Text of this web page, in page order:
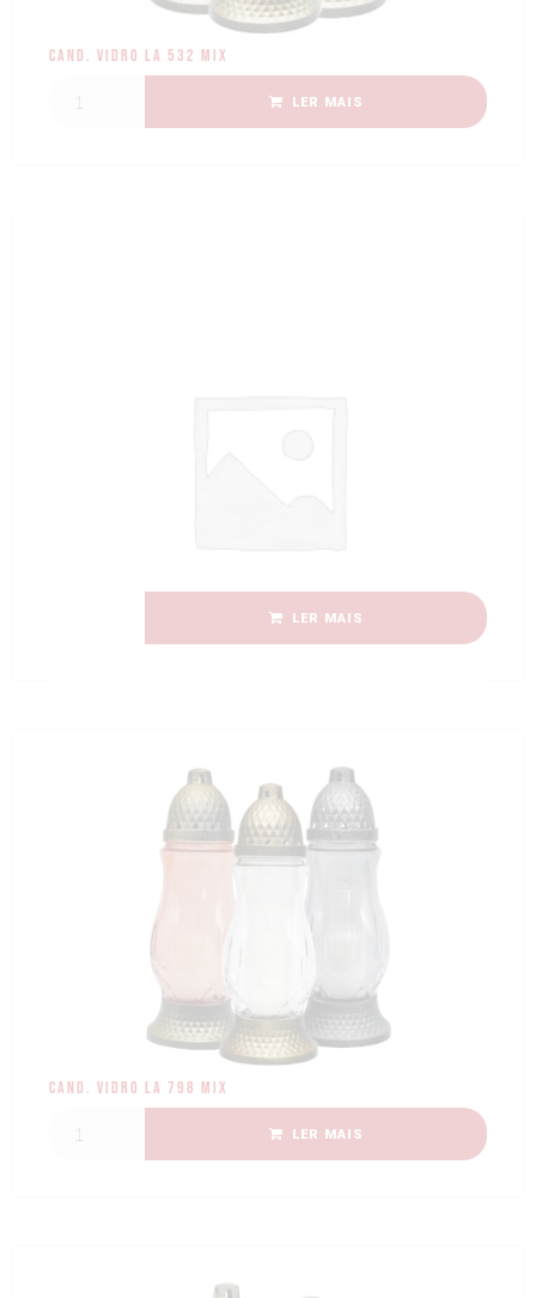
Cand. Vidro LA 532 Mix
LER MAIS
LER MAIS
Cand. Vidro LA 798 Mix
LER MAIS